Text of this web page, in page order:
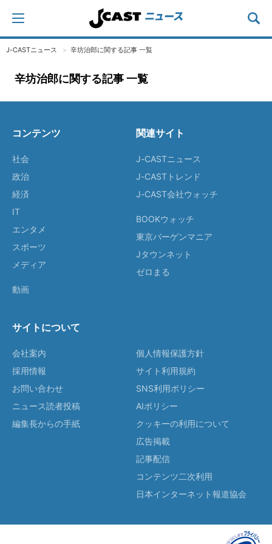
J-CASTニュース 辛坊治郎に関する記事 一覧
辛坊治郎に関する記事 一覧
コンテンツ
社会
政治
経済
IT
エンタメ
スポーツ
メディア
動画
関連サイト
J-CASTニュース
J-CASTトレンド
J-CAST会社ウォッチ
BOOKウォッチ
東京バーゲンマニア
Jタウンネット
ゼロまる
サイトについて
会社案内
採用情報
お問い合わせ
ニュース読者投稿
編集長からの手紙
個人情報保護方針
サイト利用規約
SNS利用ポリシー
AIポリシー
クッキーの利用について
広告掲載
記事配信
コンテンツ二次利用
日本インターネット報道協会